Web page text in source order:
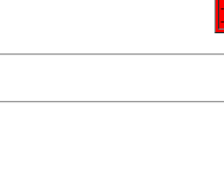
-
-